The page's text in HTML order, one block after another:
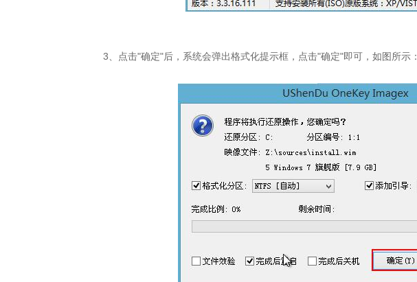
3、点击"确定"后，系统会弹出格式化提示框，点击"确定"即可，如图所示：